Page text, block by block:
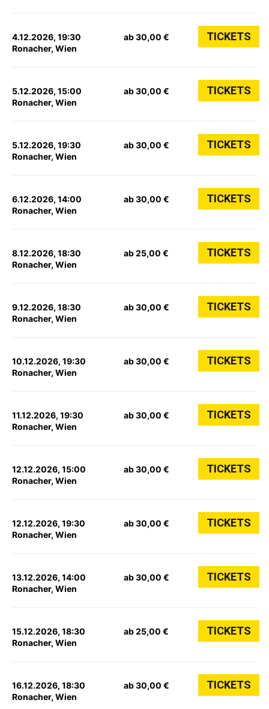
4.12.2026, 19:30
Ronacher, Wien
ab 30,00 € TICKETS
5.12.2026, 15:00
Ronacher, Wien
ab 30,00 € TICKETS
5.12.2026, 19:30
Ronacher, Wien
ab 30,00 € TICKETS
6.12.2026, 14:00
Ronacher, Wien
ab 30,00 € TICKETS
8.12.2026, 18:30
Ronacher, Wien
ab 25,00 € TICKETS
9.12.2026, 18:30
Ronacher, Wien
ab 30,00 € TICKETS
10.12.2026, 19:30
Ronacher, Wien
ab 30,00 € TICKETS
11.12.2026, 19:30
Ronacher, Wien
ab 30,00 € TICKETS
12.12.2026, 15:00
Ronacher, Wien
ab 30,00 € TICKETS
12.12.2026, 19:30
Ronacher, Wien
ab 30,00 € TICKETS
13.12.2026, 14:00
Ronacher, Wien
ab 30,00 € TICKETS
15.12.2026, 18:30
Ronacher, Wien
ab 25,00 € TICKETS
16.12.2026, 18:30
Ronacher, Wien
ab 30,00 € TICKETS